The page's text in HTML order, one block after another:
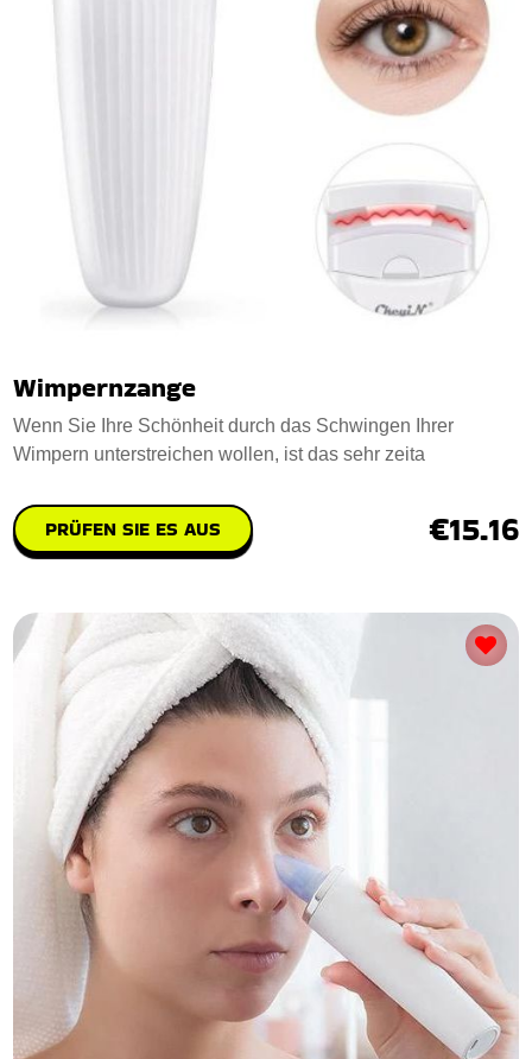
Wimpernzange
Wenn Sie Ihre Schönheit durch das Schwingen Ihrer
Wimpern unterstreichen wollen, ist das sehr zeita
PRÜFEN SIE ES AUS €15.16